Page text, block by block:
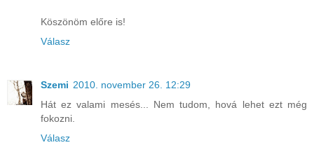
Köszönöm előre is!
Válasz
Szemi 2010. november 26. 12:29
Hát ez valami mesés... Nem tudom, hová lehet ezt még
fokozni.
Válasz